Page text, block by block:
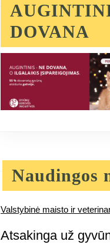
DOVANA
Naudingos
Valstybinė maisto ir
Atsakinga už